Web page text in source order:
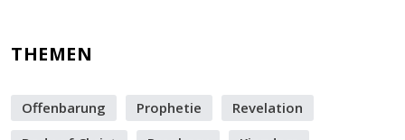
THEMEN
Offenbarung Prophetie
Revelation